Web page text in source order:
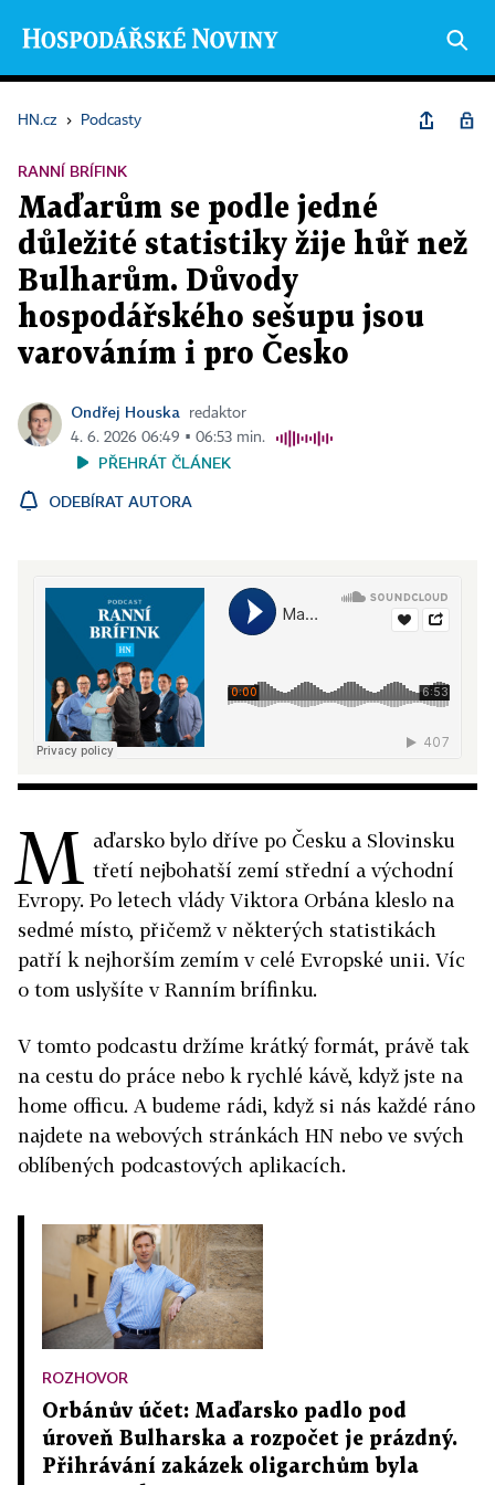
HN.cz › Podcasty
RANNÍ BRÍFINK
Maďarům se podle jedné
důležité statistiky žije hůř než
Bulharům. Důvody
hospodářského sešupu jsou
varováním i pro Česko
Ondřej Houska
redaktor
4. 6. 2026 06:49 ▪ 06:53 min.
PŘEHRÁT ČLÁNEK
ODEBÍRAT AUTORA
M aďarsko bylo dříve po Česku a Slovinsku
třetí nejbohatší zemí střední a východní
Evropy. Po letech vlády Viktora Orbána kleslo na
sedmé místo, přičemž v některých statistikách
patří k nejhorším zemím v celé Evropské unii. Víc
o tom uslyšíte v Ranním brífinku.
V tomto podcastu držíme krátký formát, právě tak
na cestu do práce nebo k rychlé kávě, když jste na
home officu. A budeme rádi, když si nás každé ráno
najdete na webových stránkách HN nebo ve svých
oblíbených podcastových aplikacích.
ROZHOVOR
Orbánův účet: Maďarsko padlo pod
úroveň Bulharska a rozpočet je prázdný.
Přihrávání zakázek oligarchům byla